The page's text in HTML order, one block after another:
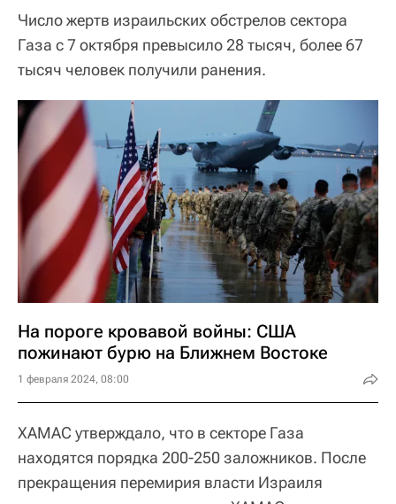
Число жертв израильских обстрелов сектора
Газа с 7 октября превысило 28 тысяч, более 67
тысяч человек получили ранения.
На пороге кровавой войны: США
пожинают бурю на Ближнем Востоке
1 февраля 2024, 08:00
ХАМАС утверждало, что в секторе Газа
находятся порядка 200-250 заложников. После
прекращения перемирия власти Израиля